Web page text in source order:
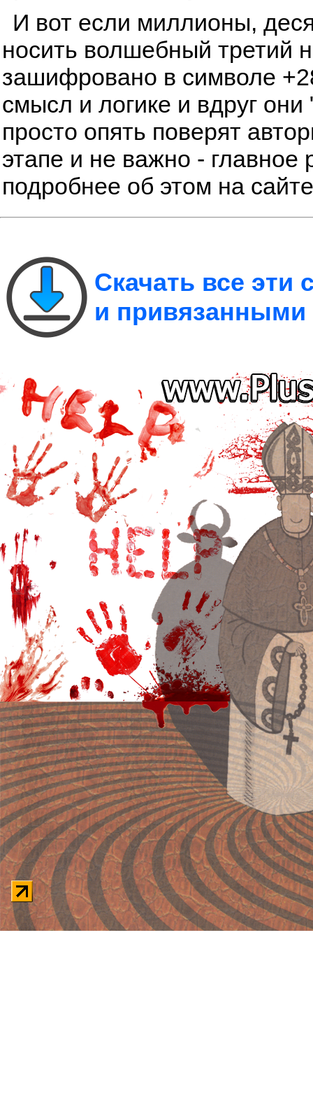
И вот если миллионы,
носить волшебный третий
зашифровано в символе
смысл и логике и вдруг
просто опять поверят
этапе и не важно - главное
подробнее об этом на
Скачать все
и